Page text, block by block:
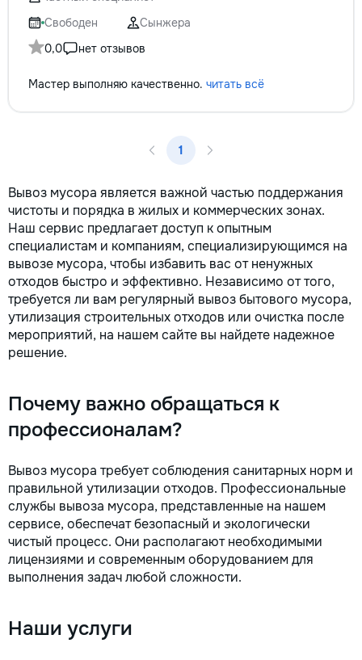
не включается? Не спешите
покупать новую! Спасем ваш
бюджет.
Свободен
Сынжера
0,0
нет отзывов
Мастер выполняю качественно. читать всё
1
Вывоз мусора является важной частью поддержания
чистоты и порядка в жилых и коммерческих зонах.
Наш сервис предлагает доступ к опытным
специалистам и компаниям, специализирующимся на
вывозе мусора, чтобы избавить вас от ненужных
отходов быстро и эффективно. Независимо от того,
требуется ли вам регулярный вывоз бытового мусора,
утилизация строительных отходов или очистка после
мероприятий, на нашем сайте вы найдете надежное
решение.
Почему важно обращаться к
профессионалам?
Вывоз мусора требует соблюдения санитарных норм и
правильной утилизации отходов. Профессиональные
службы вывоза мусора, представленные на нашем
сервисе, обеспечат безопасный и экологически
чистый процесс. Они располагают необходимыми
лицензиями и современным оборудованием для
выполнения задач любой сложности.
Наши услуги